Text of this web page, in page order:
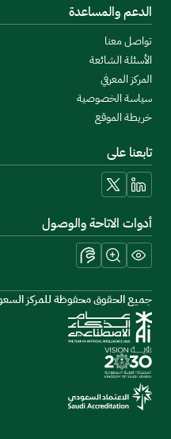
الدعم والمساعدة
تواصل معنا
الأسئلة الشائعة
المركز المعرفي
سياسة الخصوصية
خريطة الموقع
تابعنا على
linkedin
x
أدوات الاتاحة والوصول
جميع الحقوق محفوظة للمركز